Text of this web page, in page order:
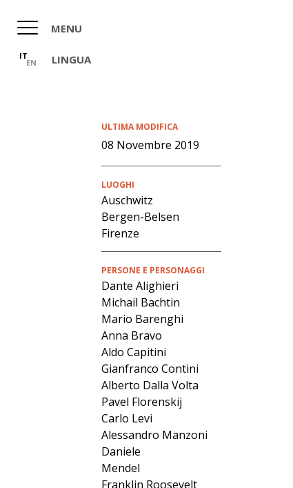
principale
MENU
IT
EN LINGUA
ULTIMA MODIFICA
08 Novembre 2019
LUOGHI
Auschwitz
Bergen-Belsen
Firenze
PERSONE E PERSONAGGI
Dante Alighieri
Michail Bachtin
Mario Barenghi
Anna Bravo
Aldo Capitini
Gianfranco Contini
Alberto Dalla Volta
Pavel Florenskij
Carlo Levi
Alessandro Manzoni
Daniele
Mendel
Franklin Roosevelt